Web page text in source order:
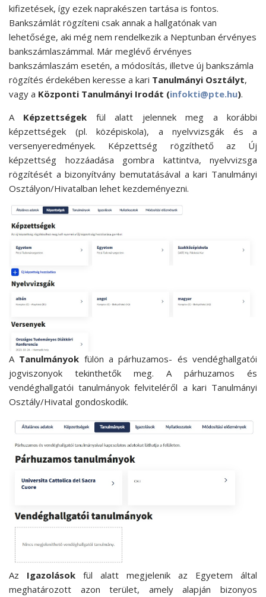
kifizetések, így ezek naprakészen tartása is fontos.
Bankszámlát rögzíteni csak annak a hallgatónak van
lehetősége, aki még nem rendelkezik a Neptunban érvényes
bankszámlaszámmal. Már meglévő érvényes
bankszámlaszám esetén, a módosítás, illetve új bankszámla
rögzítés érdekében keresse a kari Tanulmányi Osztályt,
vagy a Központi Tanulmányi Irodát (infokti@pte.hu).
A Képzettségek fül alatt jelennek meg a korábbi
képzettségek (pl. középiskola), a nyelvvizsgák és a
versenyeredmények. Képzettség rögzíthető az Új
képzettség hozzáadása gombra kattintva, nyelvvizsga
rögzítését a bizonyítvány bemutatásával a kari Tanulmányi
Osztályon/Hivatalban lehet kezdeményezni.
A Tanulmányok fülön a párhuzamos- és vendéghallgatói
jogviszonyok tekinthetők meg. A párhuzamos és
vendéghallgatói tanulmányok felviteléről a kari Tanulmányi
Osztály/Hivatal gondoskodik.
Az Igazolások fül alatt megjelenik az Egyetem által
meghatározott azon terület, amely alapján bizonyos